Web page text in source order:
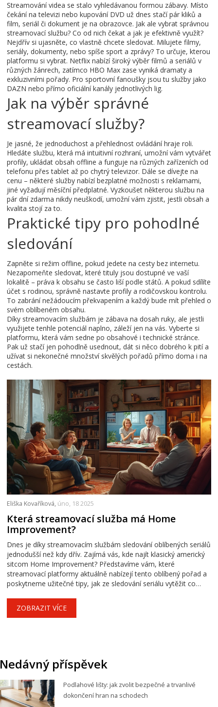
Streamování videa se stalo vyhledávanou formou zábavy. Místo
čekání na televizi nebo kupování DVD už dnes stačí pár kliků a
film, seriál či dokument je na obrazovce. Jak ale vybrat správnou
streamovací službu? Co od nich čekat a jak je efektivně využít?
Nejdřív si ujasněte, co vlastně chcete sledovat. Milujete filmy,
seriály, dokumenty, nebo spíše sport a zprávy? To určuje, kterou
platformu si vybrat. Netflix nabízí široký výběr filmů a seriálů v
různých žánrech, zatímco HBO Max zase vyniká dramaty a
exkluzivními pořady. Pro sportovní fanoušky jsou tu služby jako
DAZN nebo přímo oficiální kanály jednotlivých lig.
Jak na výběr správné
streamovací služby?
Je jasné, že jednoduchost a přehlednost ovládání hraje roli.
Hledáte službu, která má intuitivní rozhraní, umožní vám vytvářet
profily, ukládat obsah offline a funguje na různých zařízeních od
telefonu přes tablet až po chytrý televizor. Dále se dívejte na
cenu – některé služby nabízí bezplatné možnosti s reklamami,
jiné vyžadují měsíční předplatné. Vyzkoušet některou službu na
pár dní zdarma nikdy neuškodí, umožní vám zjistit, jestli obsah a
kvalita stojí za to.
Praktické tipy pro pohodlné
sledování
Zapněte si režim offline, pokud jedete na cesty bez internetu.
Nezapomeňte sledovat, které tituly jsou dostupné ve vaší
lokalitě – práva k obsahu se často liší podle států. A pokud sdílíte
účet s rodinou, správně nastavte profily a rodičovskou kontrolu.
To zabrání nežádoucím překvapením a každý bude mít přehled o
svém oblíbeném obsahu.
Díky streamovacím službám je zábava na dosah ruky, ale jestli
využijete tenhle potenciál naplno, záleží jen na vás. Vyberte si
platformu, která vám sedne po obsahové i technické stránce.
Pak už stačí jen pohodlně usednout, dát si něco dobrého k pití a
užívat si nekonečné množství skvělých pořadů přímo doma i na
cestách.
Eliška Kovaříková, úno, 18 2025
Která streamovací služba má Home
Improvement?
Dnes je díky streamovacím službám sledování oblíbených seriálů
jednodušší než kdy dřív. Zajímá vás, kde najít klasický americký
sitcom Home Improvement? Představíme vám, které
streamovací platformy aktuálně nabízejí tento oblíbený pořad a
poskytneme užitečné tipy, jak ze sledování seriálu vytěžit co
po celém světě získala nesčetné množství fanoušků.
ZOBRAZIT VÍCE
Nedávný příspěvek
Podlahové lišty: jak zvolit bezpečné a trvanlivé
dokončení hran na schodech